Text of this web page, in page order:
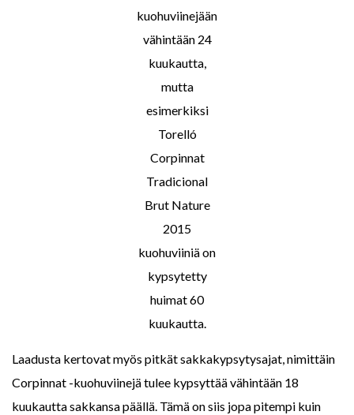
kuohuviinejään
vähintään 24
kuukautta,
mutta
esimerkiksi
Torelló
Corpinnat
Tradicional
Brut Nature
2015
kuohuviiniä on
kypsytetty
huimat 60
kuukautta.
Laadusta kertovat myös pitkät sakkakypsytysajat, nimittäin
Corpinnat -kuohuviinejä tulee kypsyttää vähintään 18
kuukautta sakkansa päällä. Tämä on siis jopa pitempi kuin